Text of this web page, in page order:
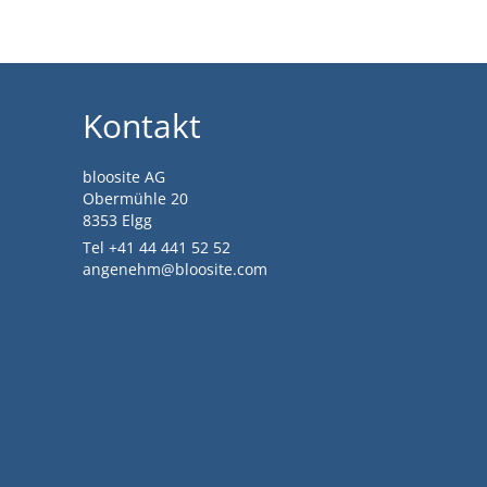
Kontakt
bloosite AG
Obermühle 20
8353 Elgg
Tel +41 44 441 52 52
angenehm@bloosite.com